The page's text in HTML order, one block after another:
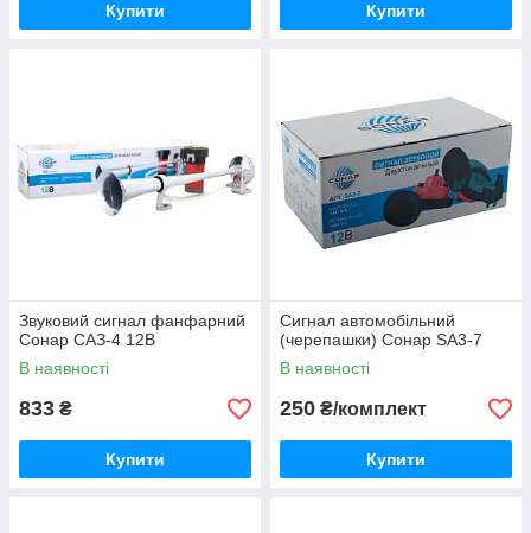
Купити Купити
Звуковий сигнал фанфарний
Сонар САЗ-4 12В
В наявності
833 ₴
Купити
Сигнал автомобільний
(черепашки) Сонар SA3-7
В наявності
250 ₴/комплект
Купити